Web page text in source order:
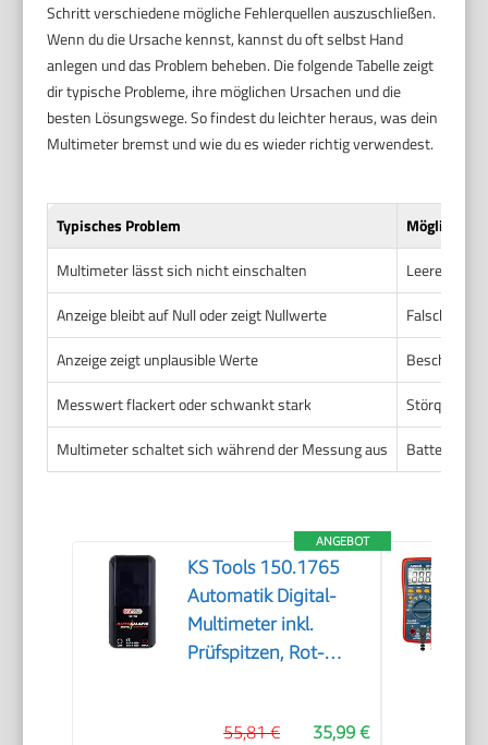
Schritt verschiedene mögliche Fehlerquellen auszuschließen.
Wenn du die Ursache kennst, kannst du oft selbst Hand
anlegen und das Problem beheben. Die folgende Tabelle zeigt
dir typische Probleme, ihre möglichen Ursachen und die
besten Lösungswege. So findest du leichter heraus, was dein
Multimeter bremst und wie du es wieder richtig verwendest.
Typisches Problem
Mögliche
Multimeter lässt sich nicht einschalten
Leere oder
Anzeige bleibt auf Null oder zeigt Nullwerte
Falsche
Anzeige zeigt unplausible Werte
Messwert flackert oder schwankt stark
Störquellen
Multimeter schaltet sich während der Messung aus
ANGEBOT
KS Tools 150.1765
Automatik Digital-
Multimeter inkl.
Prüfspitzen, Rot-
35,99 €
55,81 €